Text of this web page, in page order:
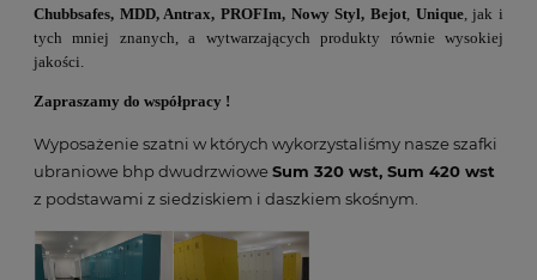
Chubbsafes, MDD, Antrax, PROFIm, Nowy Styl, Bejot, Unique, jak i
tych mniej znanych, a wytwarzających produkty równie wysokiej
jakości.
Zapraszamy do współpracy !
Wyposażenie szatni w których wykorzystaliśmy nasze szafki
ubraniowe bhp dwudrzwioweSum 320 wst, Sum 420 wst
z podstawami z siedziskiem i daszkiem skośnym.